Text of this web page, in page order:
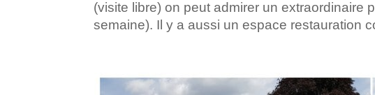
(visite libre) on peut admirer un extraordinaire
semaine). Il y a aussi un espace restauration